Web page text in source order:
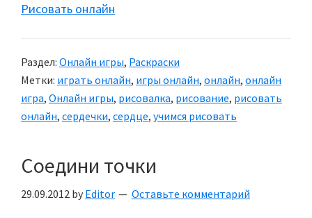
Рисовать онлайн
Раздел: Онлайн игры, Раскраски
Метки: играть онлайн, игры онлайн, онлайн, онлайн
игра, Онлайн игры, рисовалка, рисование, рисовать
онлайн, сердечки, сердце, учимся рисовать
Соедини точки
29.09.2012 by Editor Оставьте комментарий